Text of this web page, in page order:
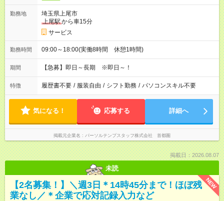
勤務地
埼玉県上尾市
上尾駅から車15分
サービス
勤務時間 09:00～18:00(実働8時間 休憩1時間)
期間 【急募】即日～長期 ※即日～！
特徴 履歴書不要 / 服装自由 / シフト勤務 / パソコンスキル不要
気になる！ 応募する 詳細へ
掲載元企業名 パーソルテンプスタッフ株式会社 首都圏
掲載日：2026.08.07
未読
NEW
【2名募集！】＼週3日＊14時45分まで！ほぼ残
業なし／＊企業で応対記録入力など